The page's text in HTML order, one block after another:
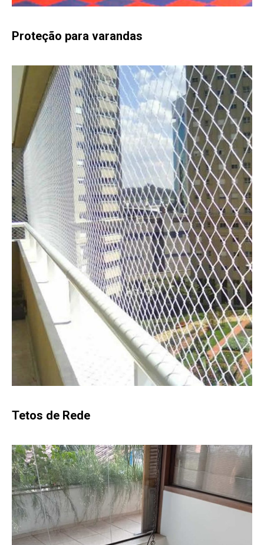
Proteção para varandas
Tetos de Rede